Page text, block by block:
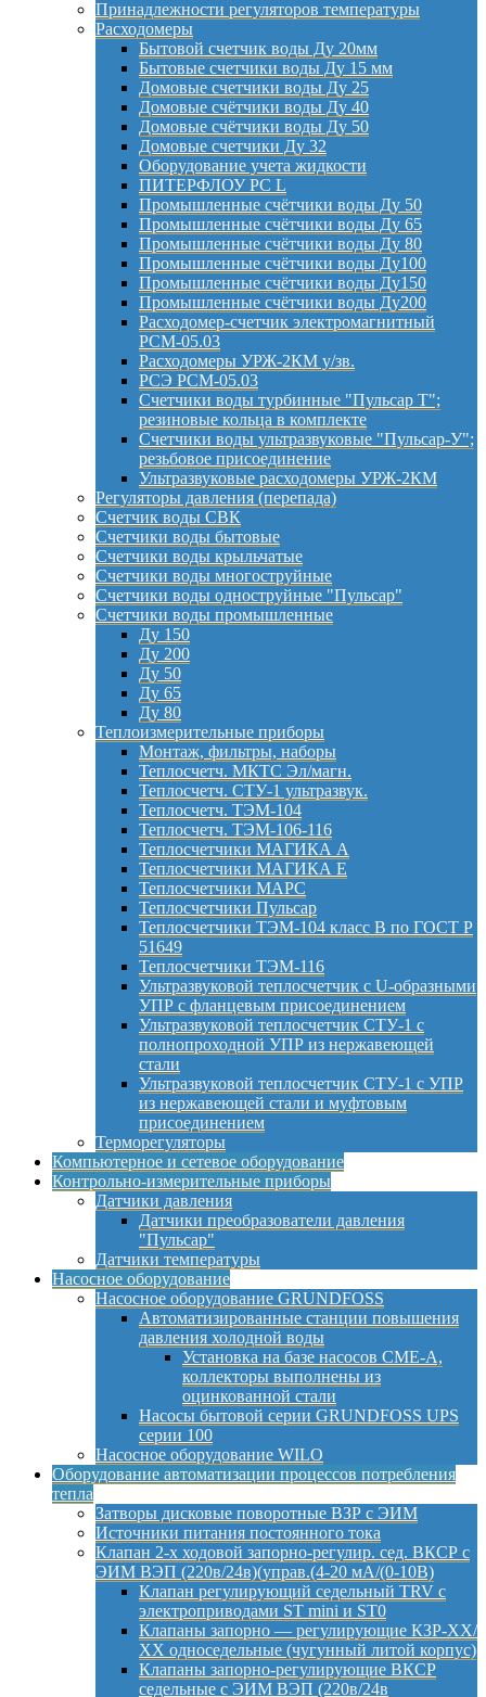
Принадлежности регуляторов температуры
Расходомеры
Бытовой счетчик воды Ду 20мм
Бытовые счетчики воды Ду 15 мм
Домовые счетчики воды Ду 25
Домовые счётчики воды Ду 40
Домовые счётчики воды Ду 50
Домовые счетчики Ду 32
Оборудование учета жидкости
ПИТЕРФЛОУ РС L
Промышленные счётчики воды Ду 50
Промышленные счётчики воды Ду 65
Промышленные счётчики воды Ду 80
Промышленные счётчики воды Ду100
Промышленные счётчики воды Ду150
Промышленные счётчики воды Ду200
Расходомер-счетчик электромагнитный
РСМ-05.03
Расходомеры УРЖ-2КМ у/зв.
РСЭ РСМ-05.03
Счетчики воды турбинные "Пульсар Т";
резиновые кольца в комплекте
Счетчики воды ультразвуковые "Пульсар-У";
резьбовое присоединение
Ультразвуковые расходомеры УРЖ-2КМ
Регуляторы давления (перепада)
Счетчик воды СВК
Счетчики воды бытовые
Счетчики воды крыльчатые
Счетчики воды многоструйные
Счетчики воды одноструйные "Пульсар"
Счетчики воды промышленные
Ду 150
Ду 200
Ду 50
Ду 65
Ду 80
Теплоизмерительные приборы
Монтаж, фильтры, наборы
Теплосчетч. МКТС Эл/магн.
Теплосчетч. СТУ-1 ультразвук.
Теплосчетч. ТЭМ-104
Теплосчетч. ТЭМ-106-116
Теплосчетчики МАГИКА А
Теплосчетчики МАГИКА Е
Теплосчетчики МАРС
Теплосчетчики Пульсар
Теплосчетчики ТЭМ-104 класс B по ГОСТ Р
51649
Теплосчетчики ТЭМ-116
Ультразвуковой теплосчетчик с U-образными
УПР с фланцевым присоединением
Ультразвуковой теплосчетчик СТУ-1 с
полнопроходной УПР из нержавеющей
стали
Ультразвуковой теплосчетчик СТУ-1 с УПР
из нержавеющей стали и муфтовым
присоединением
Терморегуляторы
Компьютерное и сетевое оборудование
Контрольно-измерительные приборы
Датчики давления
Датчики преобразователи давления
"Пульсар"
Датчики температуры
Насосное оборудование
Насосное оборудование GRUNDFOSS
Автоматизированные станции повышения
давления холодной воды
Установка на базе насосов CME-A,
коллекторы выполнены из
оцинкованной стали
Насосы бытовой серии GRUNDFOSS UPS
серии 100
Насосное оборудование WILO
Оборудование автоматизации процессов потребления
тепла
Затворы дисковые поворотные ВЗР с ЭИМ
Источники питания постоянного тока
Клапан 2-х ходовой запорно-регулир. сед. ВКСР с
ЭИМ ВЭП (220в/24в)(управ.(4-20 мА/(0-10В)
Клапан регулирующий седельный TRV с
электроприводами ST mini и ST0
Клапаны запорно — регулирующие КЗР-ХХ/
ХХ односедельные (чугунный литой корпус)
Клапаны запорно-регулирующие ВКСР
седельные с ЭИМ ВЭП (220в/24в